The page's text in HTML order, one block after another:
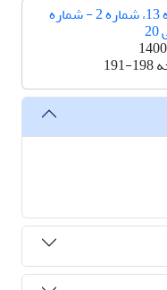
دوره 13، شماره 2 - شماره
191-198